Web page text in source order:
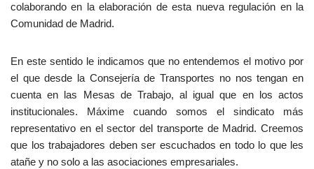
colaborando en la elaboración de esta nueva regulación en la
Comunidad de Madrid.
En este sentido le indicamos que no entendemos el motivo por
el que desde la Consejería de Transportes no nos tengan en
cuenta en las Mesas de Trabajo, al igual que en los actos
institucionales. Máxime cuando somos el sindicato más
representativo en el sector del transporte de Madrid. Creemos
que los trabajadores deben ser escuchados en todo lo que les
atañe y no solo a las asociaciones empresariales.